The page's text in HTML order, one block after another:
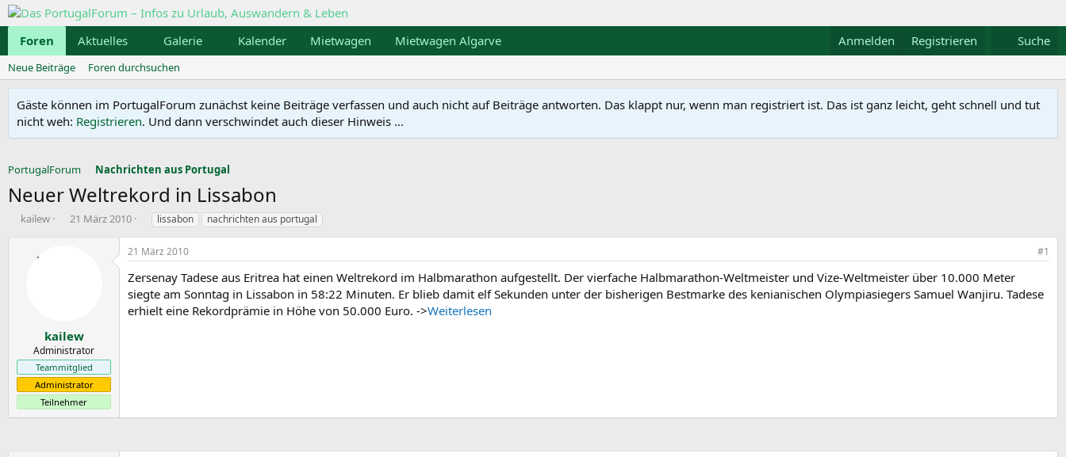
Foren Aktuelles Galerie Kalender Mietwagen Mietwagen Algarve Anmelden Registrieren Suche
Neue Beiträge Foren durchsuchen
Gäste können im PortugalForum zunächst keine Beiträge verfassen und auch nicht auf Beiträge antworten. Das klappt nur, wenn man registriert ist. Das ist ganz leicht, geht schnell und tut
nicht weh: Registrieren. Und dann verschwindet auch dieser Hinweis ...
PortugalForum Nachrichten aus Portugal
Neuer Weltrekord in Lissabon
E
kailew
E
a
m
21 März 2010
S
h
l
a
g
w
o
lissabon nachrichten aus portugal
kailew
Administrator
Teammitglied
Administrator
Teilnehmer
21 März 2010 #1
Zersenay Tadese aus Eritrea hat einen Weltrekord im Halbmarathon aufgestellt. Der vierfache Halbmarathon-Weltmeister und Vize-Weltmeister über 10.000 Meter
siegte am Sonntag in Lissabon in 58:22 Minuten. Er blieb damit elf Sekunden unter der bisherigen Bestmarke des kenianischen Olympiasiegers Samuel Wanjiru. Tadese
erhielt eine Rekordprämie in Höhe von 50.000 Euro. ->Weiterlesen